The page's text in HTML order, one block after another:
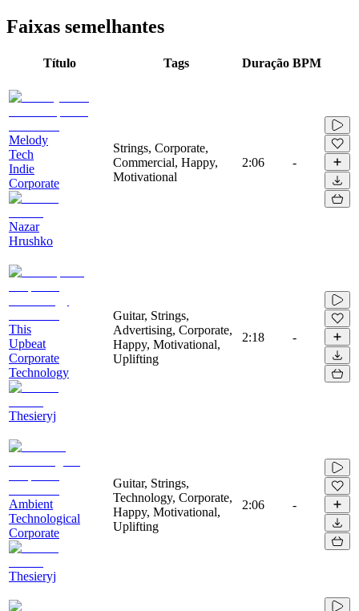
Faixas semelhantes
Título Tags Duração BPM
Melody
Tech
Indie
Corporate
Nazar
Hrushko
Strings, Corporate,
Commercial, Happy,
Motivational
2:06 -
This
Upbeat
Corporate
Technology
Thesieryj
Guitar, Strings,
Advertising, Corporate,
Happy, Motivational,
Uplifting
2:18 -
Ambient
Technological
Corporate
Thesieryj
Guitar, Strings,
Technology, Corporate,
Happy, Motivational,
Uplifting
2:06 -